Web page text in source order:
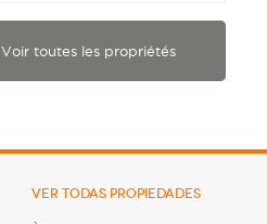
Voir toutes les propriétés
VER TODAS PROPIEDADES